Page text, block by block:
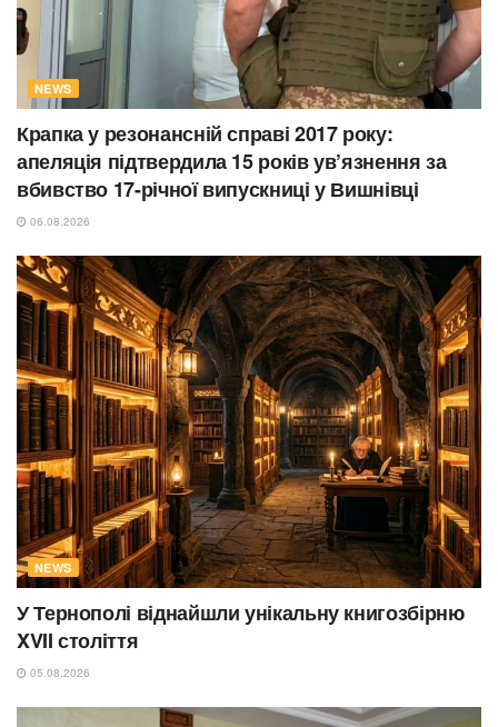
NEWS
Крапка у резонансній справі 2017 року:
апеляція підтвердила 15 років ув’язнення за
вбивство 17-річної випускниці у Вишнівці
06.08.2026
NEWS
У Тернополі віднайшли унікальну книгозбірню
XVII століття
05.08.2026